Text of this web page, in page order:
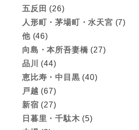
五反田 (26)
人形町・茅場町・水天宮 (7)
他(46)
向島・本所吾妻橋 (27)
品川
(44)
恵比寿・中目黒 (40)
戸越 (67)
新宿 (27)
日暮里・千駄木 (5)